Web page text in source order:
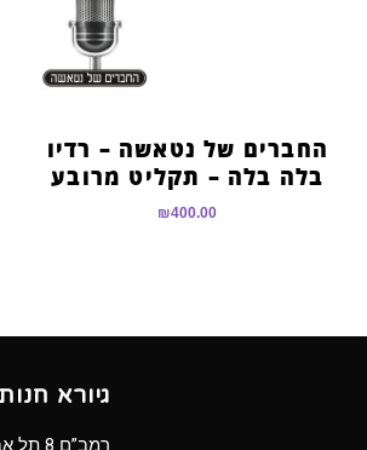
החברים של נטאשה – רדיו
בלה בלה – תקליט מרובע
₪400.00
גיורא
רמב”ם 8 תל אביב טל: